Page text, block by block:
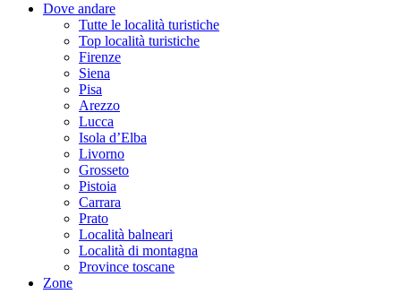
Dove andare
Tutte le località turistiche
Top località turistiche
Firenze
Siena
Pisa
Arezzo
Lucca
Isola d’Elba
Livorno
Grosseto
Pistoia
Carrara
Prato
Località balneari
Località di montagna
Province toscane
Zone